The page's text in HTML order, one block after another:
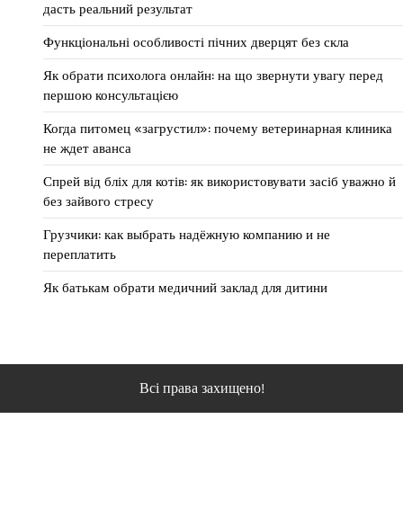
дасть реальний результат
Функціональні особливості пічних дверцят без скла
Як обрати психолога онлайн: на що звернути увагу перед
першою консультацією
Когда питомец «загрустил»: почему ветеринарная клиника
не ждет аванса
Спрей від бліх для котів: як використовувати засіб уважно й
без зайвого стресу
Грузчики: как выбрать надёжную компанию и не
переплатить
Як батькам обрати медичний заклад для дитини
Всі права захищено!